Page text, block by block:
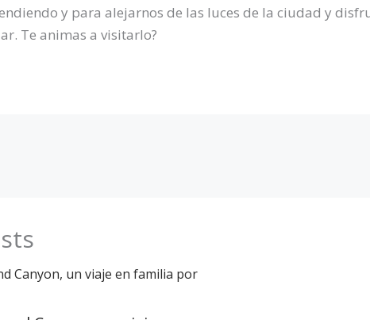
y para alejarnos de las luces de la ciudad y
Te animas a visitarlo?